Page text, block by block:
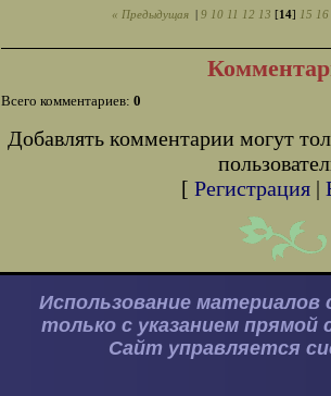
« Предыдущая| 9 10 11 12 13 [14] 15 16
Всего комментариев: 0
Добавлять комментарии могут
[ Регистрация |
Использование материалов
только с указанием прямой
Сайт управляется